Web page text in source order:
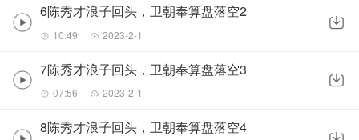
6陈秀才浪子回头，卫朝奉算盘落空2
10:49 2023-2-1
7陈秀才浪子回头，卫朝奉算盘落空3
07:56 2023-2-1
8陈秀才浪子回头，卫朝奉算盘落空4